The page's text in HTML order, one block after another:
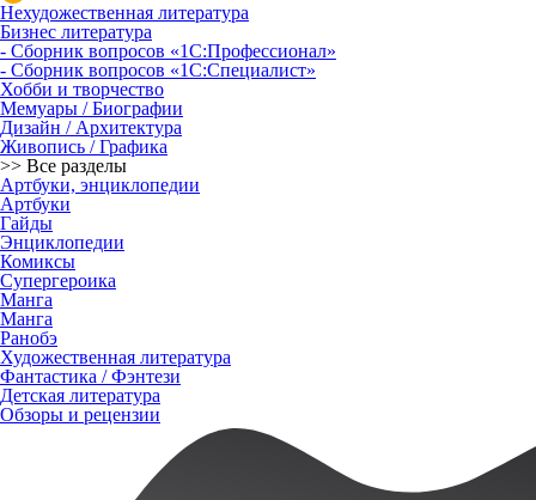
Нехудожественная литература
Бизнес литература
- Сборник вопросов «1С:Профессионал»
- Сборник вопросов «1С:Специалист»
Хобби и творчество
Мемуары / Биографии
Дизайн / Архитектура
Живопись / Графика
>> Все разделы
Артбуки, энциклопедии
Артбуки
Гайды
Энциклопедии
Комиксы
Супергероика
Манга
Манга
Ранобэ
Художественная литература
Фантастика / Фэнтези
Детская литература
Обзоры и рецензии